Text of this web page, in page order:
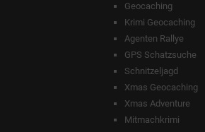
Geocaching
Krimi Geocaching
Agenten Rallye
GPS Schatzsuche
Schnitzeljagd
Xmas Geocaching
Xmas Adventure
Mitmachkrimi